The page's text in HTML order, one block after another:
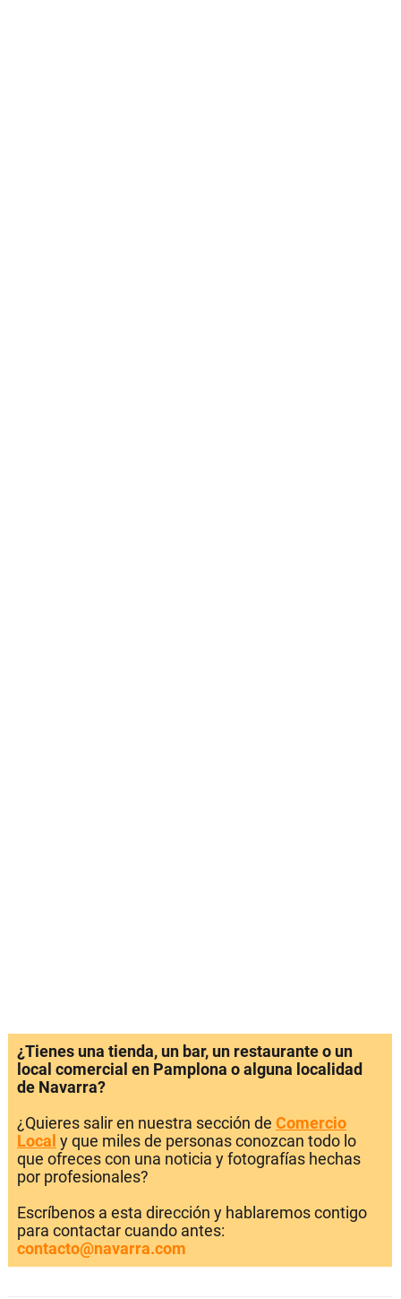
¿Tienes una tienda, un bar, un restaurante o un
local comercial en Pamplona o alguna localidad
de Navarra?
¿Quieres salir en nuestra sección de Comercio
Local y que miles de personas conozcan todo lo
que ofreces con una noticia y fotografías hechas
por profesionales?
Escríbenos a esta dirección y hablaremos contigo
para contactar cuando antes:
contacto@navarra.com